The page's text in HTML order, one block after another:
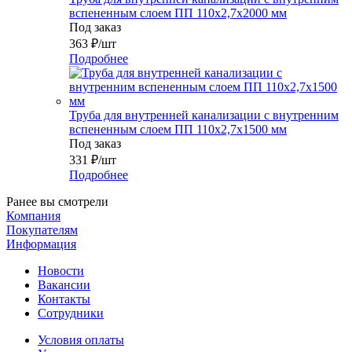
вспененным слоем ПП 110x2,7x2000 мм
Под заказ
363 ₽/шт
Подробнее
Труба для внутренней канализации с внутренним
вспененным слоем ПП 110x2,7x1500 мм
Под заказ
331 ₽/шт
Подробнее
Ранее вы смотрели
Компания
Покупателям
Информация
Новости
Вакансии
Контакты
Сотрудники
Условия оплаты